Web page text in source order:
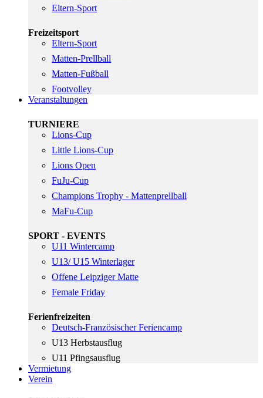
Eltern-Sport
Freizeitsport
Eltern-Sport
Matten-Prellball
Matten-Fußball
Footvolley
Veranstaltungen
TURNIERE
Lions-Cup
Little Lions-Cup
Lions Open
FuJu-Cup
Champions Trophy - Mattenprellball
MaFu-Cup
SPORT - EVENTS
U11 Wintercamp
U13/ U15 Winterlager
Offene Leipziger Matte
Female Friday
Ferienfreizeiten
Deutsch-Französischer Feriencamp
U13 Herbstausflug
U11 Pfingsausflug
Vermietung
Verein